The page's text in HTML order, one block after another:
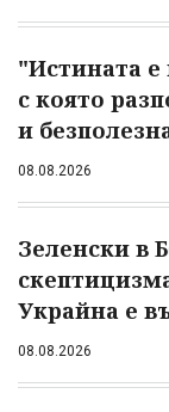
"Истината е
с която
и
08.08.2026
Зеленски в
Украйна е
08.08.2026